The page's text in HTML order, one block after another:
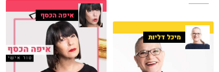
איפה הכסף
מיכל דליות